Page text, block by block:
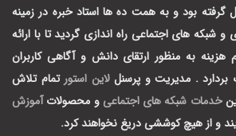
گرفته بود و به همت ده ها استاد خبره در زمینه
های اجتماعی راه اندازی گردید تا با ارائه
به منظور ارتقای دانش و آگاهی کاربران
. مدیریت و پرسنللاین استور تمام تلاش
خدمات شبکه های اجتماعی و محصولات آموزش
و از هیچ کوششی دریغ نخواهند کرد.